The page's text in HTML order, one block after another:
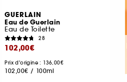
GUERLAIN
Eau de Guerlain
Eau de Toilette
28
102,00€
Prix d'origine : 136,00€
102,00€ / 100ml